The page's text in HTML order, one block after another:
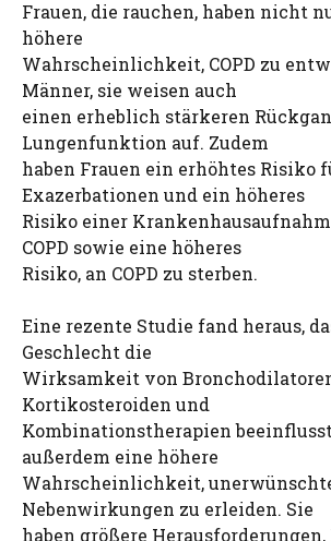
Frauen, die rauchen, haben nicht
höhere
Wahrscheinlichkeit, COPD zu
Männer, sie weisen auch
einen erheblich stärkeren
Lungenfunktion auf. Zudem
haben Frauen ein erhöhtes Risiko
Exazerbationen und ein höheres
Risiko einer
COPD sowie eine höheres
Risiko, an COPD zu sterben.
Eine rezente Studie fand heraus,
Geschlecht die
Wirksamkeit von
Kortikosteroiden und
Kombinationstherapien
außerdem eine höhere
Wahrscheinlichkeit,
Nebenwirkungen zu erleiden. Sie
haben größere